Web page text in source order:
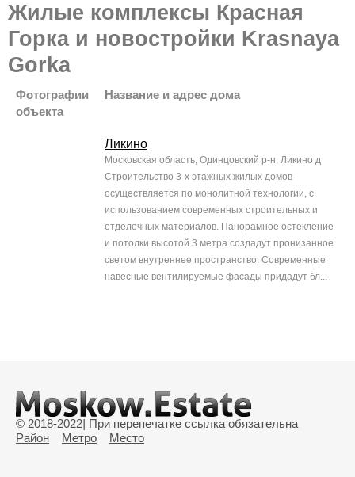
Жилые комплексы Красная
Горка и новостройки Krasnaya
Gorka
Фотографии
объекта
Название и адрес дома
Ликино
Московская область, Одинцовский р-н, Ликино д
Строительство 3-х этажных жилых домов
осуществляется по монолитной технологии, с
использованием современных строительных и
отделочных материалов. Панорамное остекление
и потолки высотой 3 метра создадут пронизанное
светом внутреннее пространство. Современные
навесные вентилируемые фасады придадут бл...
© 2018-2022| При перепечатке ссылка обязательна
Район
Метро Место